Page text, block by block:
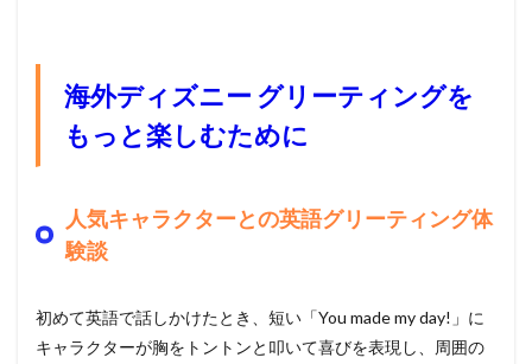
海外ディズニー グリーティングを
もっと楽しむために
人気キャラクターとの英語グリーティング体
験談
初めて英語で話しかけたとき、短い「You made my day!」に
キャラクターが胸をトントンと叩いて喜びを表現し、周囲の